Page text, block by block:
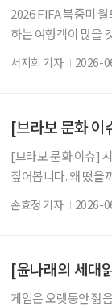
2026 FIFA 북중미
하는 여행객이 많을
멕시코에서는 홍역
질병관리청은 출국
서지희 기자 2026-
[브라보 문화 이
[브라보 문화 이슈]
짚어봅니다. 왜 떴을
는 타이틀을 갖고 있
친 뒤, 오는 7월부터
손효정 기자 2026-
게임은 오랫동안 젊